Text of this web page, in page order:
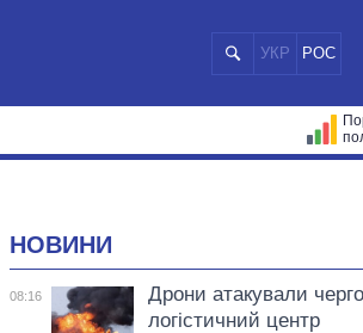
УКР РОС
НОВИНИ
08:16
Дрони атакували
логістичний центр